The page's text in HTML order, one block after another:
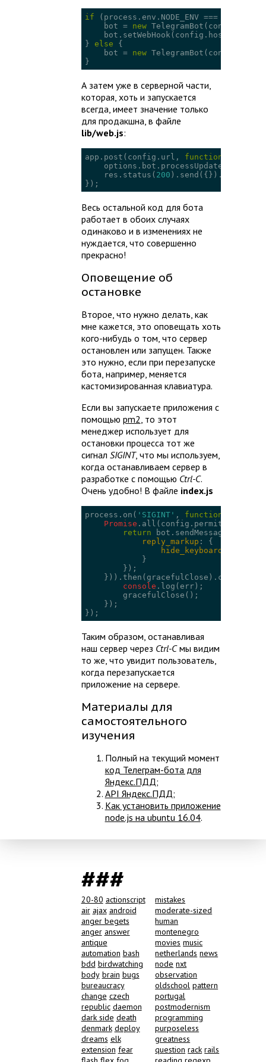
if (process.env.NODE_ENV ===
    bot =
new
bot.setWebHook(config.host +
} else {
    bot =
new
}
А затем уже в серверной части,
которая, хоть и запускается
всегда, имеет значение только
для продакшна, в файле
lib/web.js:
app.post(config.url, function
    res.status(
200 ).send({}).end();
});
Весь остальной код для бота
работает в обоих случаях
одинаково и в изменениях не
нуждается, что совершенно
прекрасно!
Оповещение об
остановке
Второе, что нужно делать, как
мне кажется, это оповещать хоть
кого-нибудь о том, что сервер
остановлен или запущен. Также
это нужно, если при перезапуске
бота, например, меняется
кастомизированная клавиатура.
Если вы запускаете приложения с
помощью pm2, то этот
менеджер использует для
остановки процесса тот же
сигнал SIGINT, что мы используем,
когда останавливаем сервер в
разработке с помощью Ctrl-C.
Очень удобно! В файле index.js
process.on( 'SIGINT' , function
Promise
return
reply_markup : {
hide_keyboard
            }
        });
    })).then(gracefulClose).catch(
console .log(err);
        gracefulClose();
    });
});
Таким образом, останавливая
наш сервер через Ctrl-Cмы видим
то же, что увидит пользователь,
когда перезапускается
приложение на сервере.
Материалы для
самостоятельного
изучения
Полный на текущий момент
код Телеграм-бота для
Яндекс.ПДД;
API Яндекс.ПДД;
Как установить приложение
node.js на ubuntu 16.04.
###
20-80 actionscript
air ajax android
anger begets
anger answer
antique
automation bash
bdd birdwatching
body brain bugs
bureaucracy
change czech
republic daemon
dark side death
denmark deploy
dreams elk
extension fear
mistakes
moderate-sized
human
montenegro
movies music
netherlands news
node nxt
observation
oldschool pattern
portugal
postmodernism
programming
purposeless
greatness
question rack rails